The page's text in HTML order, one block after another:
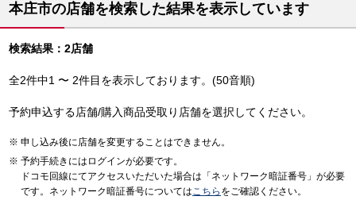
本庄市の店舗を検索した結果を表示しています
検索結果：2店舗
全2件中1 〜 2件目を表示しております。(50音順)
予約申込する店舗/購入商品受取り店舗を選択してください。
申し込み後に店舗を変更することはできません。
予約手続きにはログインが必要です。
ドコモ回線にてアクセスいただいた場合は「ネットワーク暗証番号」が必要
です。ネットワーク暗証番号についてはこちら をご確認ください。